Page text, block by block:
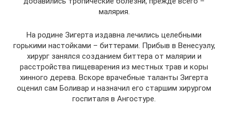
малярия.
На родине Зигерта издавна лечились целебными
горькими настойками – биттерами. Прибыв в Венесуэлу,
хирург занялся созданием биттера от малярии и
расстройства пищеварения из местных трав и коры
хинного дерева. Вскоре врачебные таланты Зигерта
оценил сам Боливар и назначил его старшим хирургом
госпиталя в Ангостуре.